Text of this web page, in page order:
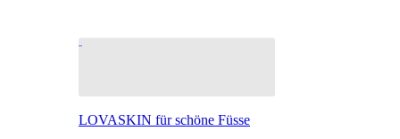
LOVASKIN für schöne Füsse